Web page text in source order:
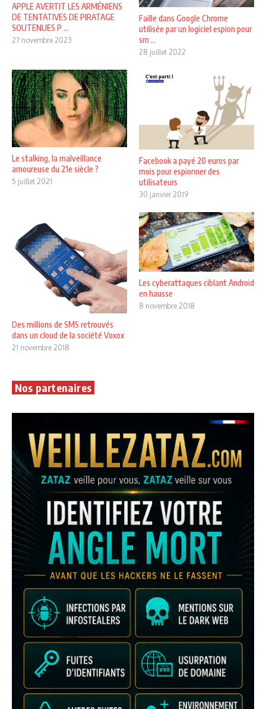
APPLE AVERTIT LES ARMÉNIENS
DE TENTATIVES DE PIRATAGE
SOUTENUES P ...
27 novembre 2023
Faille dans Google Chrome
utilisée par un logiciel espion pour
sm ...
28 juillet 2022
Le stalking, la malveillance
amoureuse du 21e siècle ?
5 juillet 2021
Facebook a payé 20 euros par
mois pour espionner des
utilisateurs
30 janvier 2019
Des millions de SMS retrouvés
dans un cloud de la société Voxox
21 novembre 2018
Les cyberattaques ciblant Android
en hausse
8 novembre 2018
Nos partenaires